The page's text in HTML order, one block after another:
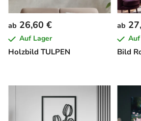
Holzbild TULPEN
ab 26,60 €
Auf Lager
Bild
ab